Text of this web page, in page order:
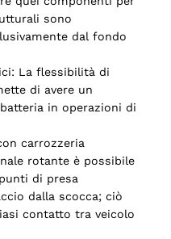
sono
dal fondo
La flessibilità di
di avere un
in operazioni di
carrozzeria
rotante è possibile
di presa
dalla scocca; ciò
contatto tra veicolo